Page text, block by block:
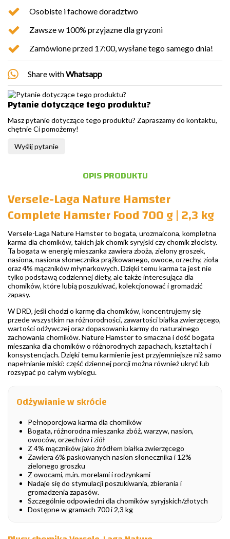
Osobiste i fachowe doradztwo
Zawsze w 100% przyjazne dla gryzoni
Zamówione przed 17:00, wysłane tego samego dnia!
Share withWhatsapp
Pytanie dotyczące tego produktu?
Masz pytanie dotyczące tego produktu? Zapraszamy do kontaktu,
chętnie Ci pomożemy!
Wyślij pytanie
OPIS PRODUKTU
Versele-Laga Nature Hamster
Complete Hamster Food 700 g | 2,3 kg
Versele-Laga Nature Hamster to bogata, urozmaicona, kompletna
karma dla chomików, takich jak chomik syryjski czy chomik złocisty.
Ta bogata w energię mieszanka zawiera zboża, zielony groszek,
nasiona, nasiona słonecznika prążkowanego, owoce, orzechy, zioła
oraz 4% mączników młynarkowych. Dzięki temu karma ta jest nie
tylko podstawą codziennej diety, ale także interesująca dla
chomików, które lubią poszukiwać, kolekcjonować i gromadzić
zapasy.
W DRD, jeśli chodzi o karmę dla chomików, koncentrujemy się
przede wszystkim na różnorodności, zawartości białka zwierzęcego,
wartości odżywczej oraz dopasowaniu karmy do naturalnego
zachowania chomików. Nature Hamster to smaczna i dość bogata
mieszanka dla chomików o różnorodnych zapachach, kształtach i
konsystencjach. Dzięki temu karmienie jest przyjemniejsze niż samo
napełnianie miski: część dziennej porcji można również ukryć lub
rozsypać po całym wybiegu.
Odżywianie w skrócie
Pełnoporcjowa karma dla chomików
Bogata, różnorodna mieszanka zbóż, warzyw, nasion,
owoców, orzechów i ziół
Z 4% mączników jako źródłem białka zwierzęcego
Zawiera 6% paskowanych nasion słonecznika i 12%
zielonego groszku
Z owocami, m.in. morelami i rodzynkami
Nadaje się do stymulacji poszukiwania, zbierania i
gromadzenia zapasów.
Szczególnie odpowiedni dla chomików syryjskich/złotych
Dostępne w gramach 700 i 2,3 kg